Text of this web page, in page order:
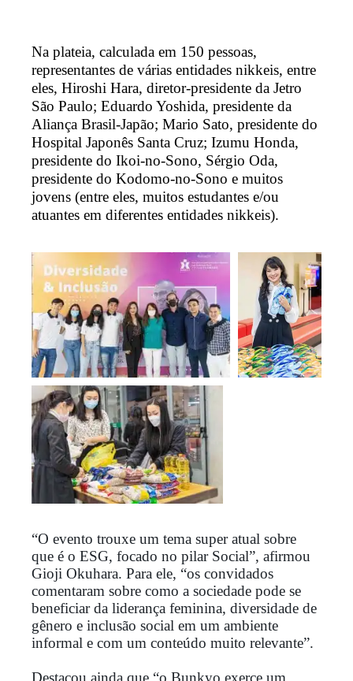
Na plateia, calculada em 150 pessoas,
representantes de várias entidades nikkeis, entre
eles, Hiroshi Hara, diretor-presidente da Jetro
São Paulo; Eduardo Yoshida, presidente da
Aliança Brasil-Japão; Mario Sato, presidente do
Hospital Japonês Santa Cruz; Izumu Honda,
presidente do Ikoi-no-Sono, Sérgio Oda,
presidente do Kodomo-no-Sono e muitos
jovens (entre eles, muitos estudantes e/ou
atuantes em diferentes entidades nikkeis).
“O evento trouxe um tema super atual sobre
que é o ESG, focado no pilar Social”, afirmou
Gioji Okuhara. Para ele, “os convidados
comentaram sobre como a sociedade pode se
beneficiar da liderança feminina, diversidade de
gênero e inclusão social em um ambiente
informal e com um conteúdo muito relevante”.
Destacou ainda que “o Bunkyo exerce um